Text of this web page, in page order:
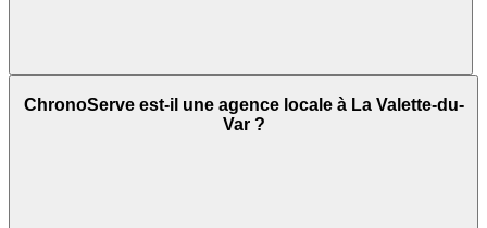
ChronoServe est-il une agence locale à La Valette-du-
Var ?